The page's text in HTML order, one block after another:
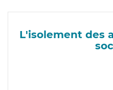
L'isolement des